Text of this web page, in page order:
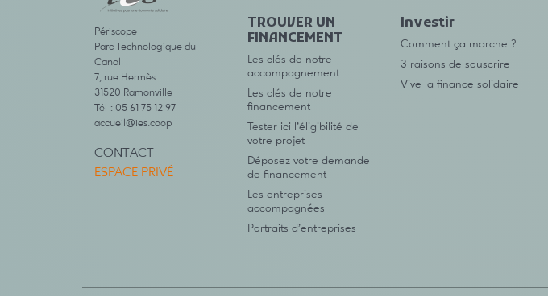
Périscope
Parc Technologique du
Canal
7, rue Hermès
31520 Ramonville
Tél : 05 61 75 12 97
accueil@ies.coop
CONTACT
ESPACE PRIVÉ
TROUVER UN
FINANCEMENT
Les clés de notre
accompagnement
Les clés de notre
financement
Tester ici l’éligibilité de
votre projet
Déposez votre demande
de financement
Les entreprises
accompagnées
Portraits d’entreprises
Investir
Comment ça marche ?
3 raisons de souscrire
Vive la finance solidaire